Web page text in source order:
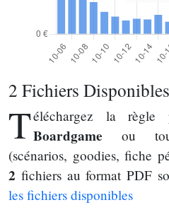
2 Fichiers Disponibles
Téléchargez la
Boardgame ou
(scénarios, goodies, fiche
2 fichiers au format PDF
les fichiers disponibles